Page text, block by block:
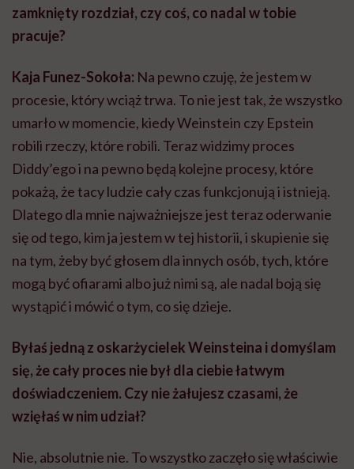
zamknięty rozdział, czy coś, co nadal w tobie
pracuje?
Kaja Funez-Sokoła: Na pewno czuję, że jestem w
procesie, który wciąż trwa. To nie jest tak, że wszystko
umarło w momencie, kiedy Weinstein czy Epstein
robili rzeczy, które robili. Teraz widzimy proces
Diddy’ego i na pewno będą kolejne procesy, które
pokażą, że tacy ludzie cały czas funkcjonują i istnieją.
Dlatego dla mnie najważniejsze jest teraz oderwanie
się od tego, kim ja jestem w tej historii, i skupienie się
na tym, żeby być głosem dla innych osób, tych, które
mogą być ofiarami albo już nimi są, ale nadal boją się
wystąpić i mówić o tym, co się dzieje.
Byłaś jedną z oskarżycielek Weinsteina i domyślam
się, że cały proces nie był dla ciebie łatwym
doświadczeniem. Czy nie żałujesz czasami, że
wzięłaś w nim udział?
Nie, absolutnie nie. To wszystko zaczęło się właściwie